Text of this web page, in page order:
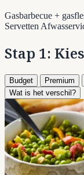
Gasbarbecue +
Servetten
Stap 1:
Budget Premium
Wat is het verschil?